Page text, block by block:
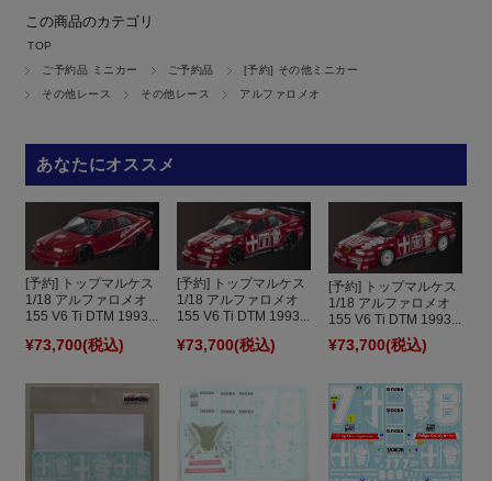
この商品のカテゴリ
TOP
ご予約品 ミニカー
ご予約品
[予約] その他ミニカー
その他レース
その他レース アルファロメオ
あなたにオススメ
[予約] トップマルケス
1/18 アルファロメオ
155 V6 Ti DTM 1993...
¥73,700(税込)
[予約] トップマルケス
1/18 アルファロメオ
155 V6 Ti DTM 1993...
¥73,700(税込)
[予約] トップマルケス
1/18 アルファロメオ
155 V6 Ti DTM 1993...
¥73,700(税込)